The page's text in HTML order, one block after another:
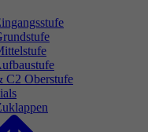
C2 Oberstufe